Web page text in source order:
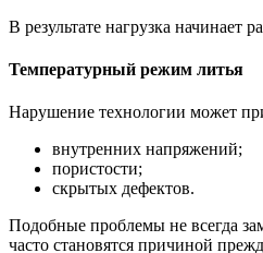
В результате нагрузка начинает
Температурный режим литья
Нарушение технологии может
внутренних напряжений;
пористости;
скрытых дефектов.
Подобные проблемы не всегда
часто становятся причиной